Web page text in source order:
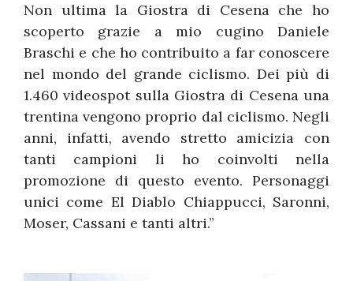
Non ultima la Giostra di Cesena che ho
scoperto grazie a mio cugino Daniele
Braschi e che ho contribuito a far conoscere
nel mondo del grande ciclismo. Dei più di
1.460 videospot sulla Giostra di Cesena una
trentina vengono proprio dal ciclismo. Negli
anni, infatti, avendo stretto amicizia con
tanti campioni li ho coinvolti nella
promozione di questo evento. Personaggi
unici come El Diablo Chiappucci, Saronni,
Moser, Cassani e tanti altri.”